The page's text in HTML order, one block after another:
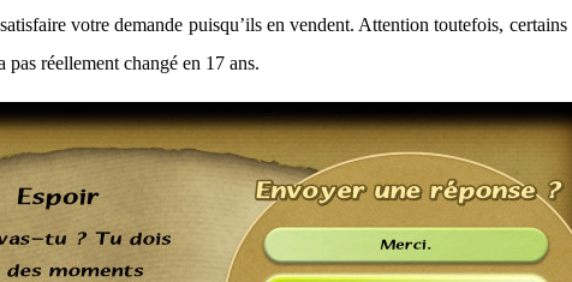
votre demande puisqu’ils en vendent. Attention toutefois,
pas réellement changé en 17 ans.